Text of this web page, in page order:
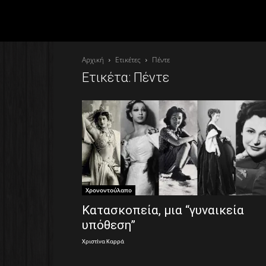
Αρχική Ετικέτες Πέντε
Ετικέτα: Πέντε
Χρονοντούλαπο
Κατασκοπεία, μια “γυναικεία
υπόθεση”
Χριστίνα Καρρά